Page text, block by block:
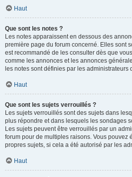
Haut
Que sont les notes ?
Les notes apparaissent en dessous des
première page du forum concerné. Elles sont
est recommandé de les consulter dès que
comme les annonces et les annonces
les notes sont définies par les administrateurs
Haut
Que sont les sujets verrouillés ?
Les sujets verrouillés sont des sujets dans
plus répondre et dans lesquels les sondages
Les sujets peuvent être verrouillés par un
forum pour de multiples raisons. Vous pouvez
propres sujets, si cela a été autorisé par les
Haut